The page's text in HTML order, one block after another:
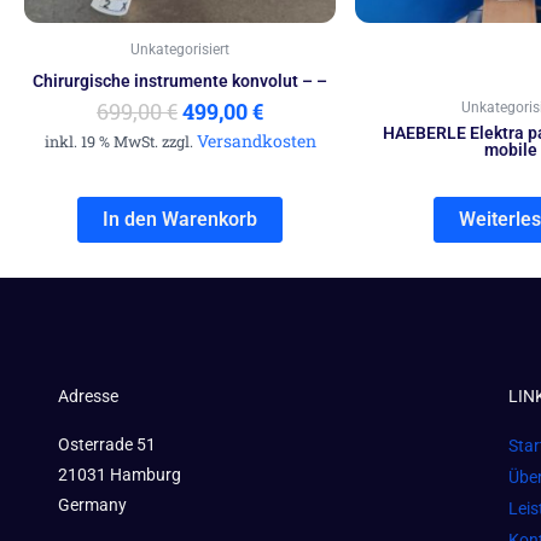
Unkategorisiert
Chirurgische instrumente konvolut – –
699,00€499,00€
inkl. 19 % MwSt. zzgl. Versandkosten
In den Warenkorb
HAEBERLE Elektra
mobile
Adresse
Osterrade 51
21031 Hamburg
Germany